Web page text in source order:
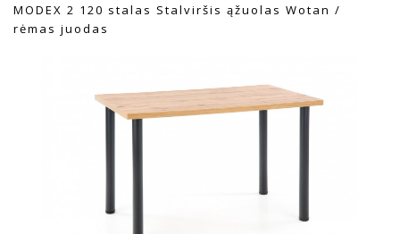
MODEX 2 120 stalas Stalviršis ąžuolas Wotan /
rėmas juodas